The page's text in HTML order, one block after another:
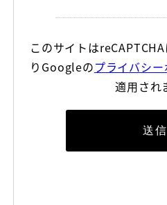
このサイトは
りGoogleのプライバシ
適用され